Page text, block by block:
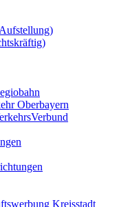
Oberbayern
Kreisstadt